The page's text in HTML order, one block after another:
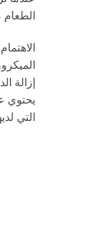
إزالة
التي